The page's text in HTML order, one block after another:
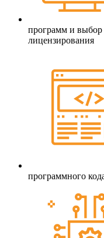
программ и
лицензирования
программного